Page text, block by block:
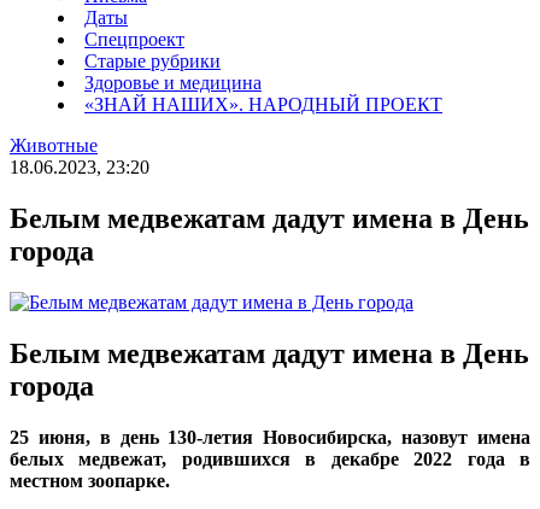
Даты
Спецпроект
Старые рубрики
Здоровье и медицина
«ЗНАЙ НАШИХ». НАРОДНЫЙ ПРОЕКТ
Животные
18.06.2023, 23:20
Белым медвежатам дадут имена в День
города
Белым медвежатам дадут имена в День
города
25 июня, в день 130-летия Новосибирска, назовут имена
белых медвежат, родившихся в декабре 2022 года в
местном зоопарке.